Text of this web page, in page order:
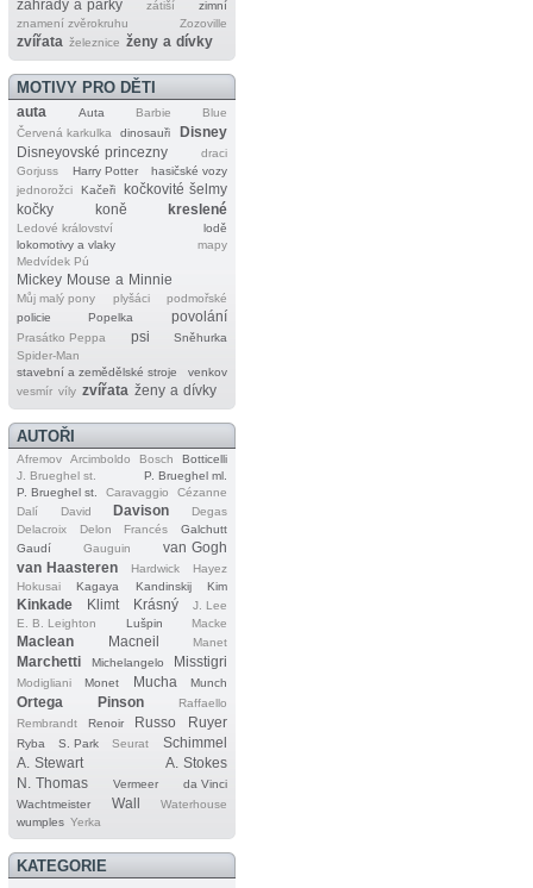
zahrady a parky zátiší
zimní
znamení zvěrokruhu
Zozoville
zvířata železnice ženy a dívky
MOTIVY PRO DĚTI
auta Auta Barbie
Blue
Červená karkulka
dinosauři
Disney
Disneyovské princezny
draci
Gorjuss
Harry Potter
hasičské vozy
jednorožci
Kačeři
kočkovité šelmy
kočky
koně kreslené
Ledové království
lodě
lokomotivy a vlaky
mapy
Medvídek Pú
Mickey Mouse a Minnie
Můj malý pony plyšáci
podmořské
policie
Popelka povolání
Prasátko Peppa psi
Sněhurka
Spider‐Man
stavební a zemědělské stroje
venkov
vesmír víly zvířata ženy a dívky
AUTOŘI
Afremov Arcimboldo Bosch
Botticelli
J. Brueghel st.
P. Brueghel ml.
P. Brueghel st.
Caravaggio
Cézanne
Dalí
David Davison
Degas
Delacroix
Delon Francés
Galchutt
Gaudí
Gauguin
van Gogh
van Haasteren
Hardwick
Hayez
Hokusai
Kagaya Kandinskij Kim
Kinkade Klimt Krásný
J. Lee
E. B. Leighton
Lušpin Macke
Maclean Macneil Manet
Marchetti Michelangelo Misstigri
Modigliani Monet Mucha Munch
Ortega Pinson
Raffaello
Rembrandt
Renoir Russo Ruyer
Ryba S. Park Seurat
Schimmel
A. Stewart
A. Stokes
N. Thomas
Vermeer
da Vinci
Wachtmeister
Wall
Waterhouse
wumples Yerka
KATEGORIE